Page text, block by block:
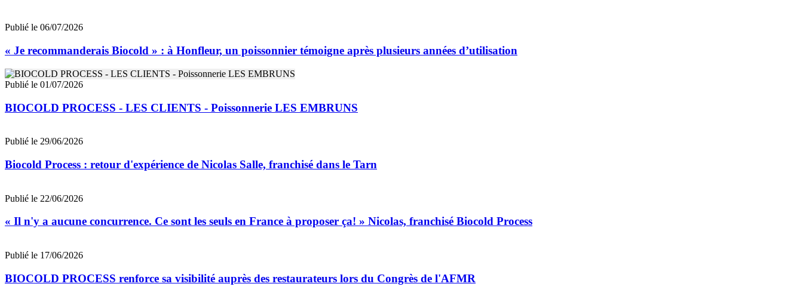
Publié le 06/07/2026
« Je recommanderais Biocold » : à Honfleur, un poissonnier témoigne après plusieurs années d’utilisation
Publié le 01/07/2026
BIOCOLD PROCESS - LES CLIENTS - Poissonnerie LES EMBRUNS
Publié le 29/06/2026
Biocold Process : retour d'expérience de Nicolas Salle, franchisé dans le Tarn
Publié le 22/06/2026
« Il n'y a aucune concurrence. Ce sont les seuls en France à proposer ça! » Nicolas, franchisé Biocold Process
Publié le 17/06/2026
BIOCOLD PROCESS renforce sa visibilité auprès des restaurateurs lors du Congrès de l'AFMR